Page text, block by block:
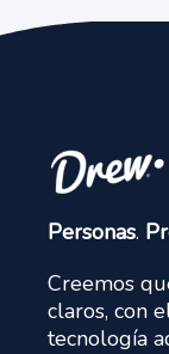
Personas.
Creemos
claros, con
tecnología